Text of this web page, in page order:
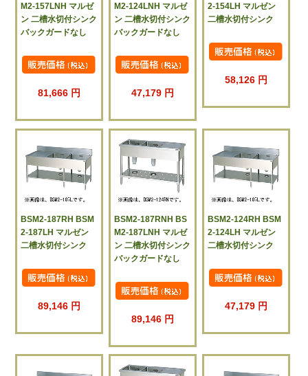
M2-157LNH マルゼ
ン 二槽水切付シンク
バックガードなし
81,666 円
M2-124LNH マルゼ
ン 二槽水切付シンク
バックガードなし
47,179 円
2-154LH マルゼン
二槽水切付シンク
58,126 円
BSM2-187RH BSM
2-187LH マルゼン
二槽水切付シンク
89,146 円
BSM2-187RNH BS
M2-187LNH マルゼ
ン 二槽水切付シンク
バックガードなし
89,146 円
BSM2-124RH BSM
2-124LH マルゼン
二槽水切付シンク
47,179 円